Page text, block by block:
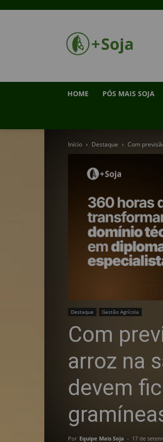
HOME PÓS MAIS SOJA
Início Destaque Com
Destaque Gestão Agrícola
Com
arroz na
devem
Por Equipe Mais Soja - 17 de